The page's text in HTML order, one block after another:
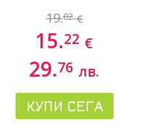
19.02 €
15.22 €
29.76 лв.
КУПИ СЕГА